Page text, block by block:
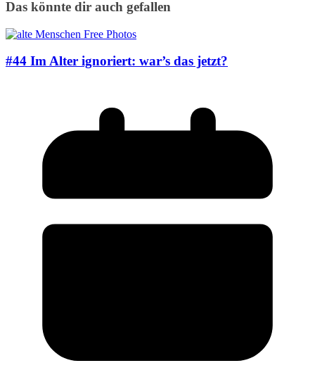
Das könnte dir auch gefallen
#44 Im Alter ignoriert: war’s das jetzt?